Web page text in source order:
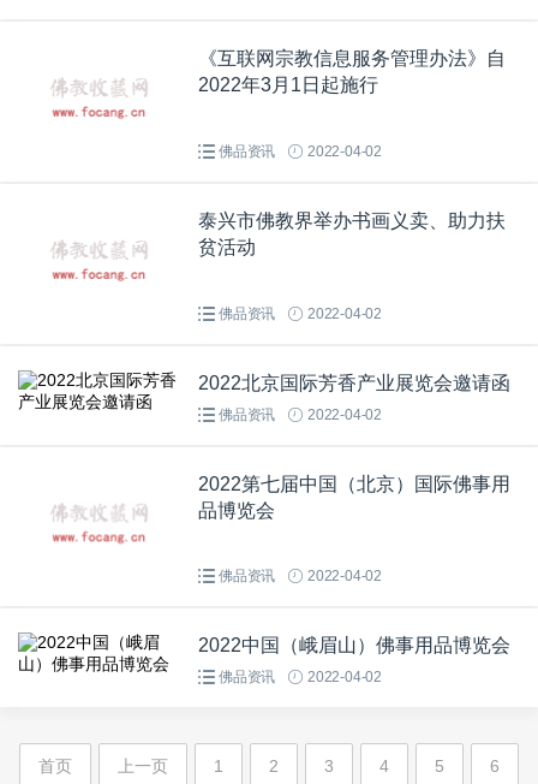
《互联网宗教信息服务管理办法》自
2022年3月1日起施行
佛品资讯 2022-04-02
泰兴市佛教界举办书画义卖、助力扶
贫活动
佛品资讯 2022-04-02
2022北京国际芳香产业展览会邀请函
佛品资讯 2022-04-02
2022第七届中国（北京）国际佛事用
品博览会
佛品资讯 2022-04-02
2022中国（峨眉山）佛事用品博览会
佛品资讯 2022-04-02
首页 上一页 1 2 3 4 5 6